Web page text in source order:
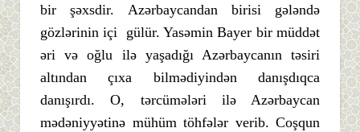
bir şəxsdir. Azərbaycandan birisi gələndə
gözlərinin içi gülür. Yasəmin Bayer bir müddət
əri və oğlu ilə yaşadığı Azərbaycanın təsiri
altından çıxa bilmədiyindən danışdıqca
danışırdı. O, tərcümələri ilə Azərbaycan
mədəniyyətinə mühüm töhfələr verib. Coşqun